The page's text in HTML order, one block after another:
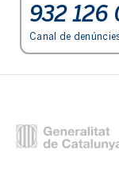
932 126
Canal de